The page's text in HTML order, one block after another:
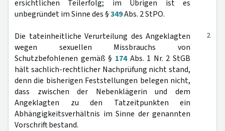
ersichtlichen Teilerfolg; im Übrigen ist es
unbegründet im Sinne des §349Abs. 2 StPO.
2
Die tateinheitliche Verurteilung des Angeklagten
wegen sexuellen Missbrauchs von
Schutzbefohlenen gemäß § 174Abs. 1 Nr. 2 StGB
hält sachlich-rechtlicher Nachprüfung nicht stand,
denn die bisherigen Feststellungen belegen nicht,
dass zwischen der Nebenklägerin und dem
Angeklagten zu den Tatzeitpunkten ein
Abhängigkeitsverhältnis im Sinne der genannten
Vorschrift bestand.